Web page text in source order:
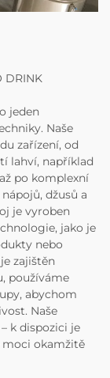
DRINK
jeden
Naše
zařízení, od
lahví, například
po komplexní
džusů a
je vyroben
jako je
nebo
zajištěn
používáme
abychom
Naše
k dispozici je
moci okamžitě